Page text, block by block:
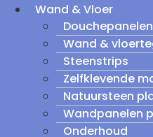
Wand & Vloer
Douchepanelen
Wand &
Steenstrips
Zelfklevende
Natuursteen
Wandpanelen
Onderhoud